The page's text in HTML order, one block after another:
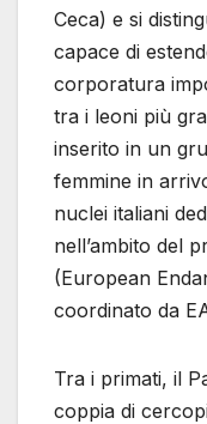
Ceca) e si
capace di
corporatura
tra i leoni più
inserito in un
femmine in
nuclei italiani
nell’ambito del
(European
coordinato da
Tra i primati, il
coppia di